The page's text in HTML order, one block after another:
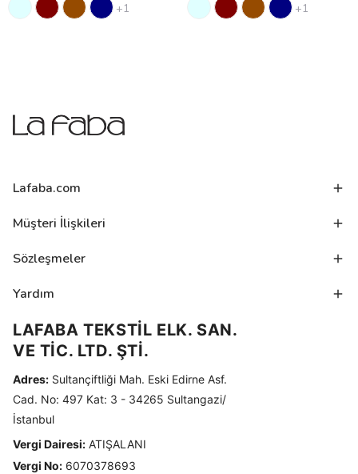
+1 +1
Lafaba.com
Müşteri İlişkileri
Sözleşmeler
Yardım
LAFABA TEKSTİL ELK. SAN.
VE TİC. LTD. ŞTİ.
Adres: Sultançiftliği Mah. Eski Edirne Asf.
Cad. No: 497 Kat: 3 - 34265 Sultangazi/
İstanbul
Vergi Dairesi: ATIŞALANI
Vergi No: 6070378693